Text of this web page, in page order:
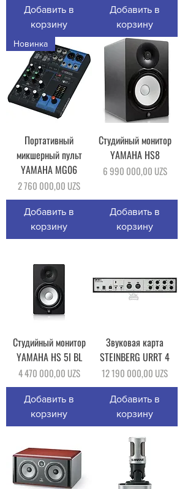
Добавить в
корзину
Добавить в
корзину
Новинка
Портативный
микшерный пульт
YAMAHA MG06
Цена
2 760 000,00 UZS
Добавить в
корзину
Студийный монитор
YAMAHA HS8
Цена
6 990 000,00 UZS
Добавить в
корзину
Студийный монитор
YAMAHA HS 5I BL
Цена
4 470 000,00 UZS
Добавить в
корзину
Звуковая карта
STEINBERG URRT 4
Цена
12 190 000,00 UZS
Добавить в
корзину